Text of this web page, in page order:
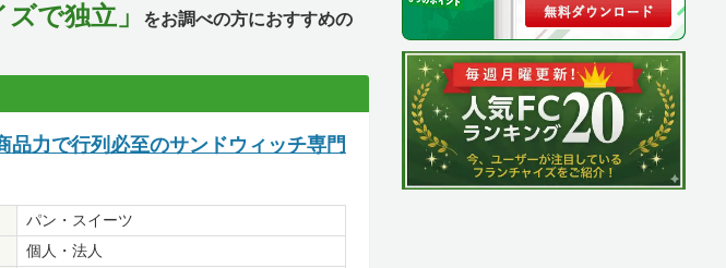
で独立」
をお調べの方におすすめの
力で行列必至のサンドウィッチ専門
パン・スイーツ
個人・法人